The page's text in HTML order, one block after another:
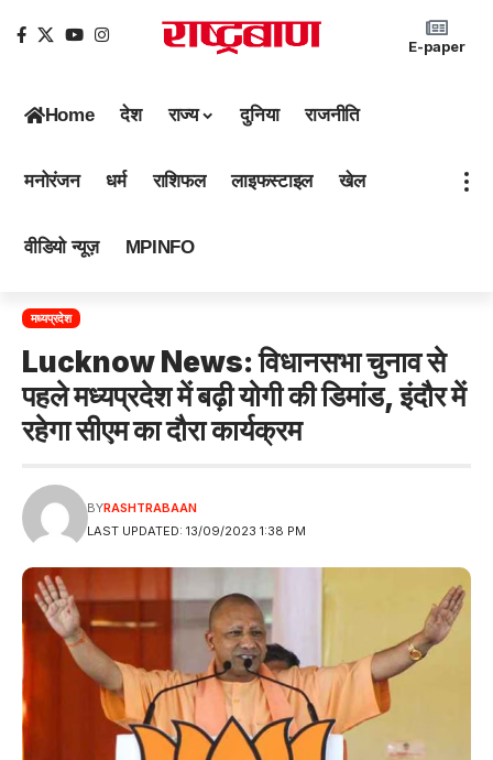
E-paper
Home देश राज्य दुनिया राजनीति
मनोरंजन धर्म राशिफल लाइफस्टाइल खेल
वीडियो न्यूज़ MPINFO
मध्यप्रदेश
Lucknow News: विधानसभा चुनाव से
पहले मध्यप्रदेश में बढ़ी योगी की डिमांड, इंदौर में
रहेगा सीएम का दौरा कार्यक्रम
LAST UPDATED: 13/09/2023 1:38 PM
BYRASHTRABAAN